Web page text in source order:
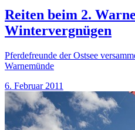
Reiten beim 2.
Wintervergnügen
Pferdefreunde der Ostsee
Warnemünde
6. Februar 2011